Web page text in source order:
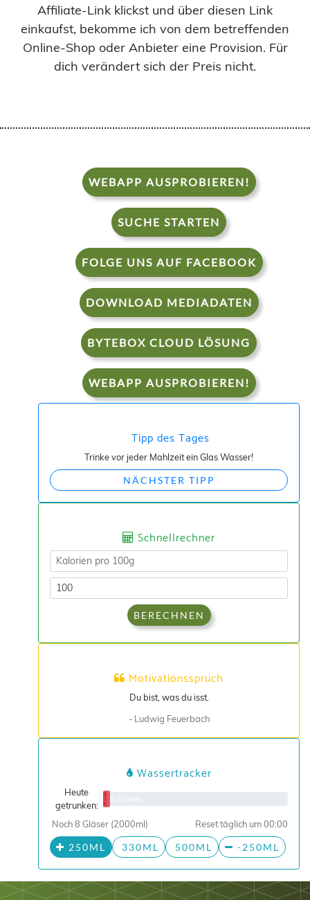
Affiliate-Link klickst und über diesen Link
einkaufst, bekomme ich von dem betreffenden
Online-Shop oder Anbieter eine Provision. Für
dich verändert sich der Preis nicht.
WEBAPP AUSPROBIEREN!
SUCHE STARTEN
FOLGE UNS AUF FACEBOOK
DOWNLOAD MEDIADATEN
BYTEBOX CLOUD LÖSUNG
WEBAPP AUSPROBIEREN!
Tipp des Tages
Trinke vor jeder Mahlzeit ein Glas Wasser!
NÄCHSTER TIPP
Schnellrechner
BERECHNEN
Motivationsspruch
Du bist, was du isst.
- Ludwig Feuerbach
Wassertracker
Heute
getrunken:
0/8 Gläser
Noch 8 Gläser (2000ml) Reset täglich um 00:00
250ML 330ML 500ML -250ML